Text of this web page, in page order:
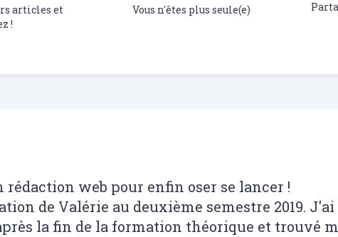
articles et
!
Vous n'êtes plus seule(e)
web pour enfin oser se lancer !
de Valérie au deuxième semestre 2019.
la fin de la formation théorique et trouvé